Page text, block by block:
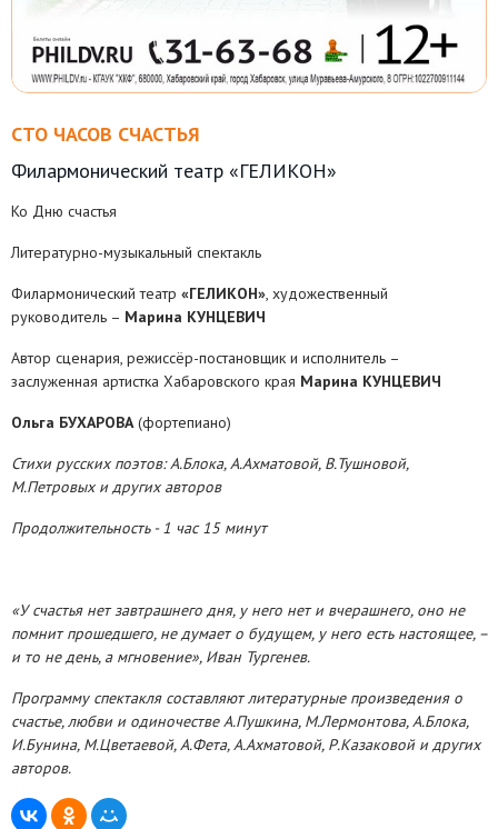
СТО ЧАСОВ СЧАСТЬЯ
Филармонический театр «ГЕЛИКОН»
Ко Дню счастья
Литературно-музыкальный спектакль
Филармонический театр «ГЕЛИКОН», художественный
руководитель – Марина КУНЦЕВИЧ
Автор сценария, режиссёр-постановщик и исполнитель –
заслуженная артистка Хабаровского края Марина КУНЦЕВИЧ
Ольга БУХАРОВА(фортепиано)
Стихи русских поэтов: А.Блока, А.Ахматовой, В.Тушновой,
М.Петровых и других авторов
Продолжительность -1 час 15 минут
«У счастья нет завтрашнего дня, у него нет и вчерашнего, оно не
помнит прошедшего, не думает о будущем, у него есть настоящее, –
и то не день, а мгновение», Иван Тургенев.
Программу спектакля составляют литературные произведения о
счастье, любви и одиночестве А.Пушкина, М.Лермонтова, А.Блока,
И.Бунина, М.Цветаевой, А.Фета, А.Ахматовой, Р.Казаковой и других
авторов.